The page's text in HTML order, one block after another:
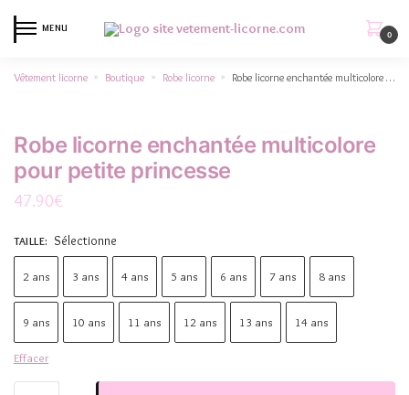
MENU
0
Vêtement licorne » Boutique » Robe licorne » Robe licorne enchantée multicolore pour petite princesse
Robe licorne enchantée multicolore
pour petite princesse
47.90€
TAILLE: Sélectionne
2 ans 3 ans 4 ans 5 ans 6 ans 7 ans 8 ans
9 ans 10 ans 11 ans 12 ans 13 ans 14 ans
Effacer